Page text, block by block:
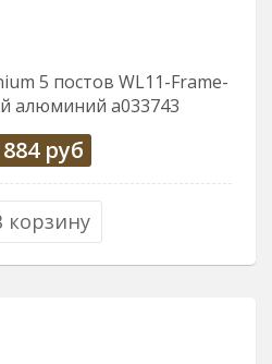
5 постов WL11-Frame-
алюминий a033743
руб
корзину